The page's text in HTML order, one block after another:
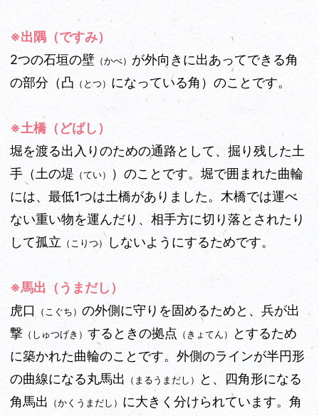
※出隅（ですみ）
2つの石垣の壁 （かべ） が外向きに出あってできる角
の部分（凸 （とつ） になっている角）のことです。
※土橋（どばし）
堀を渡る出入りのための通路として、掘り残した土
手（土の堤 （てい）
）のことです。堀で囲まれた曲輪
には、最低1つは土橋がありました。木橋では運べ
ない重い物を運んだり、相手方に切り落とされたり
して孤立 （こりつ） しないようにするためです。
※馬出（うまだし）
虎口
（こぐち） の外側に守りを固めるためと、兵が出
撃 （しゅつげき） するときの拠点 （きょてん）
とするため
に築かれた曲輪のことです。外側のラインが半円形
の曲線になる丸馬出
（まるうまだし）
と、四角形になる
角馬出
（かくうまだし） に大きく分けられています。角